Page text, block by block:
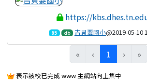
https://
85 db 吉貝耍國小@2019-05-10
« ‹ 1 (目前頁次)
› »
表示該校已完成 www 主網站向上集中